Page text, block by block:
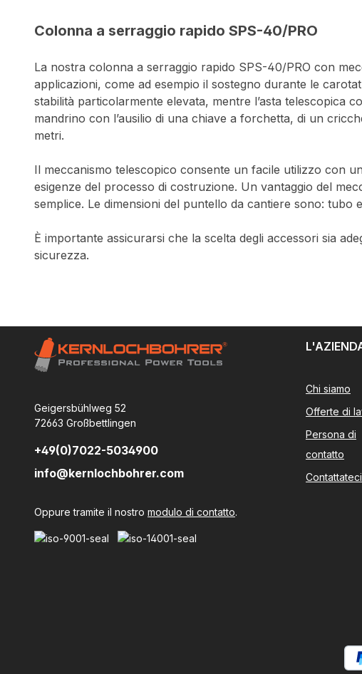
Colonna a serraggio rapido SPS-40/PRO
La nostra colonna a serraggio rapido SPS-40/PRO con
applicazioni, come ad esempio il sostegno durante le
stabilità particolarmente elevata, mentre l’asta telescopica
mandrino con l’ausilio di una chiave a forchetta, di un
metri.
Il meccanismo telescopico consente un facile utilizzo con
esigenze del processo di costruzione. Un vantaggio del
semplice. Le dimensioni del puntello da cantiere sono:
È importante assicurarsi che la scelta degli accessori sia
sicurezza.
Geigersbühlweg 52
72663 Großbettlingen
+49(0)7022-5034900
info@kernlochbohrer.com
Oppure tramite il nostro modulo di contatto.
Chi siamo
Offerte di
Persona di
contatto
Contattateci